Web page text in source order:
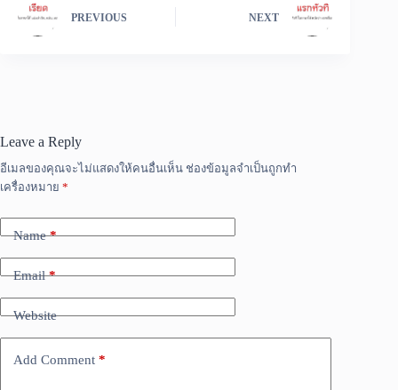
PREVIOUS NEXT
Leave a Reply
อีเมลของคุณจะไม่แสดงให้คนอื่นเห็น ช่องข้อมูลจำเป็นถูกทำ
เครื่องหมาย *
Name*
Email*
Website
Add Comment *